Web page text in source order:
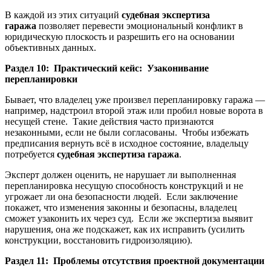
В каждой из этих ситуаций судебная экспертиза
гаража позволяет перевести эмоциональный конфликт в
юридическую плоскость и разрешить его на основании
объективных данных.
Раздел 10: Практический кейс: Узаконивание
перепланировки
Бывает, что владелец уже произвел перепланировку гаража —
например, надстроил второй этаж или пробил новые ворота в
несущей стене. Такие действия часто признаются
незаконными, если не были согласованы. Чтобы избежать
предписания вернуть всё в исходное состояние, владельцу
потребуется судебная экспертиза гаража.
Эксперт должен оценить, не нарушает ли выполненная
перепланировка несущую способность конструкций и не
угрожает ли она безопасности людей. Если заключение
покажет, что изменения законны и безопасны, владелец
сможет узаконить их через суд. Если же экспертиза выявит
нарушения, она же подскажет, как их исправить (усилить
конструкции, восстановить гидроизоляцию).
Раздел 11: Проблемы отсутствия проектной документации